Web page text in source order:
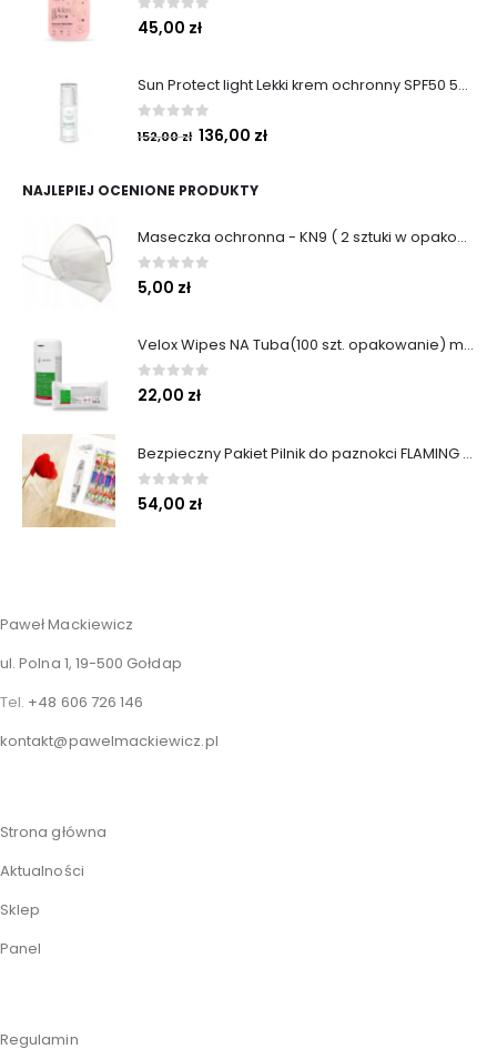
0out of 5
45,00 zł
Sun Protect light Lekki krem ochronny SPF50 50ml
out of 5
152,00zł 136,00 zł
NAJLEPIEJ OCENIONE PRODUKTY
Maseczka ochronna - KN9 ( 2 sztuki w opakowaniu )
0out of 5
5,00 zł
Velox Wipes NA Tuba(100 szt. opakowanie) medisept
0out of 5
22,00 zł
Bezpieczny Pakiet Pilnik do paznokci FLAMING Elipsa 100/180 Slim Aba Group 50 szt.
0out of 5
54,00 zł
Paweł Mackiewicz
ul. Polna 1, 19-500 Gołdap
Tel. +48 606 726 146
kontakt@pawelmackiewicz.pl
Strona główna
Aktualności
Sklep
Panel
Regulamin